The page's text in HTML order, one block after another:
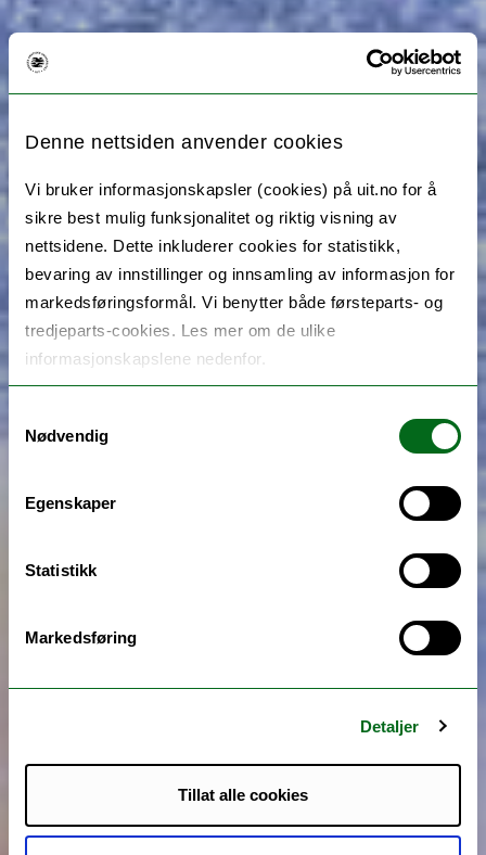
Denne nettsiden anvender cookies
Vi bruker informasjonskapsler (cookies) på uit.no for å
sikre best mulig funksjonalitet og riktig visning av
nettsidene. Dette inkluderer cookies for statistikk,
bevaring av innstillinger og innsamling av informasjon for
markedsføringsformål. Vi benytter både førsteparts- og
tredjeparts-cookies. Les mer om de ulike
informasjonskapslene nedenfor.
Nødvendig
Egenskaper
Statistikk
Markedsføring
Detaljer
Tillat alle cookies